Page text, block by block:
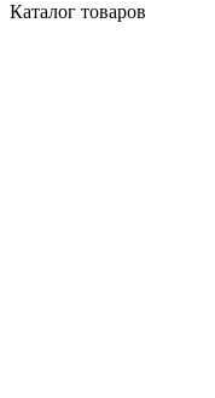
Каталог товаров